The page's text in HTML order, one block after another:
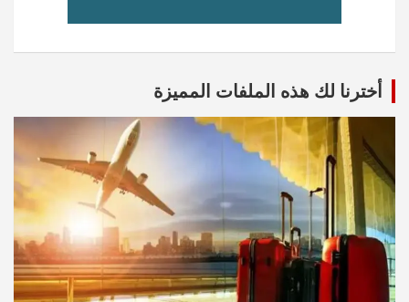
أخترنا لك هذه الملفات المميزة